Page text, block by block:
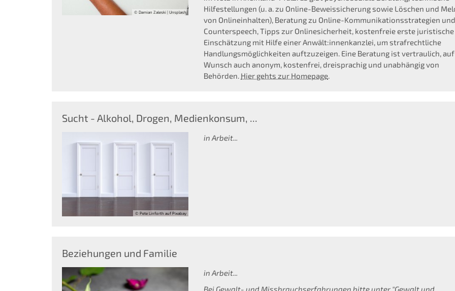
© Damian Zaleski | Unsplash
Hilfestellungen (u. a. zu Online-Beweissicherung sowie Löschen und
von Onlineinhalten), Beratung zu Online-Kommunikationsstrategien und
Counterspeech, Tipps zur Onlinesicherheit, kostenfreie erste juristische
Einschätzung mit Hilfe einer Anwält:innenkanzlei, um strafrechtliche
Handlungsmöglichkeiten auftzuzeigen. Eine Beratung ist vertraulich, auf
Wunsch auch anonym, kostenfrei, dreisprachig und unabhängig von
Behörden. Hier gehts zur Homepage.
Sucht - Alkohol, Drogen, Medienkonsum, ...
© Pete Linforth auf Pixabay
in Arbeit...
Beziehungen und Familie
in Arbeit...
Bei Gewalt- und Missbrauchserfahrungen bitte unter "Gewalt und